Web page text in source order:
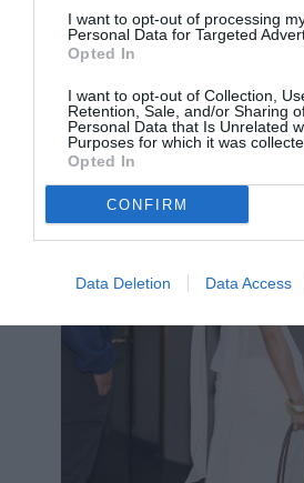
I want to opt-out of processing
Personal Data for Targeted
Opted In
I want to opt-out of Collection,
Retention, Sale, and/or Sharing
Personal Data that Is Unrelated
Purposes for which it was
Opted In
CONFIRM
Data Deletion Data Access
βραχιόλια, μικρούς κρίκους
toe γόβες, αναδεικνύοντας τις
λεπτομέρειες της τσάντας.